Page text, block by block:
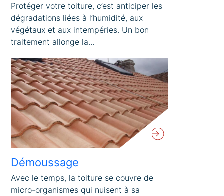
Protéger votre toiture, c’est anticiper les
dégradations liées à l’humidité, aux
végétaux et aux intempéries. Un bon
traitement allonge la...
Démoussage
Avec le temps, la toiture se couvre de
micro-organismes qui nuisent à sa